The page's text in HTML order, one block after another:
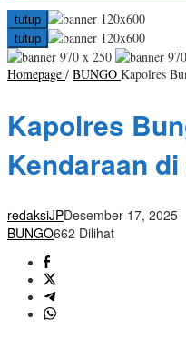
tutup
tutup
Homepage / BUNGO Kapolres
Kapolres
Kendaraan
redaksiJPDesember 17, 2025
BUNGO662 Dilihat